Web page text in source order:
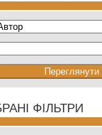
ФІЛЬТРИ